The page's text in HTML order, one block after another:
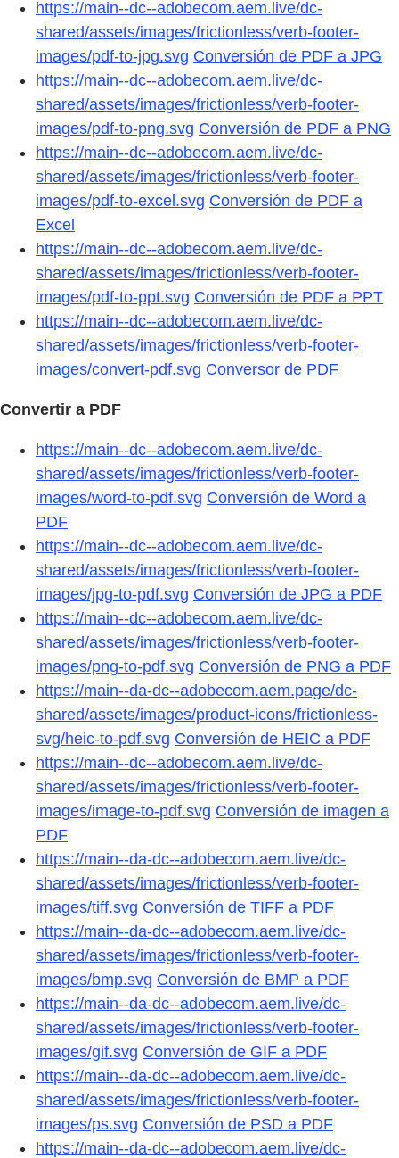
https://main--dc--adobecom.aem.live/dc-
shared/assets/images/frictionless/verb-footer-
images/pdf-to-jpg.svg Conversión de PDF a JPG
https://main--dc--adobecom.aem.live/dc-
shared/assets/images/frictionless/verb-footer-
images/pdf-to-png.svg Conversión de PDF a PNG
https://main--dc--adobecom.aem.live/dc-
shared/assets/images/frictionless/verb-footer-
images/pdf-to-excel.svg Conversión de PDF a
Excel
https://main--dc--adobecom.aem.live/dc-
shared/assets/images/frictionless/verb-footer-
images/pdf-to-ppt.svg Conversión de PDF a PPT
https://main--dc--adobecom.aem.live/dc-
shared/assets/images/frictionless/verb-footer-
images/convert-pdf.svg Conversor de PDF
Convertir a PDF
https://main--dc--adobecom.aem.live/dc-
shared/assets/images/frictionless/verb-footer-
images/word-to-pdf.svg Conversión de Word a
PDF
https://main--dc--adobecom.aem.live/dc-
shared/assets/images/frictionless/verb-footer-
images/jpg-to-pdf.svg Conversión de JPG a PDF
https://main--dc--adobecom.aem.live/dc-
shared/assets/images/frictionless/verb-footer-
images/png-to-pdf.svg Conversión de PNG a PDF
https://main--da-dc--adobecom.aem.page/dc-
shared/assets/images/product-icons/frictionless-
svg/heic-to-pdf.svg Conversión de HEIC a PDF
https://main--dc--adobecom.aem.live/dc-
shared/assets/images/frictionless/verb-footer-
images/image-to-pdf.svg Conversión de imagen a
PDF
https://main--da-dc--adobecom.aem.live/dc-
shared/assets/images/frictionless/verb-footer-
images/tiff.svg Conversión de TIFF a PDF
https://main--da-dc--adobecom.aem.live/dc-
shared/assets/images/frictionless/verb-footer-
images/bmp.svg Conversión de BMP a PDF
https://main--da-dc--adobecom.aem.live/dc-
shared/assets/images/frictionless/verb-footer-
images/gif.svg Conversión de GIF a PDF
https://main--da-dc--adobecom.aem.live/dc-
shared/assets/images/frictionless/verb-footer-
images/ps.svg Conversión de PSD a PDF
https://main--da-dc--adobecom.aem.live/dc-